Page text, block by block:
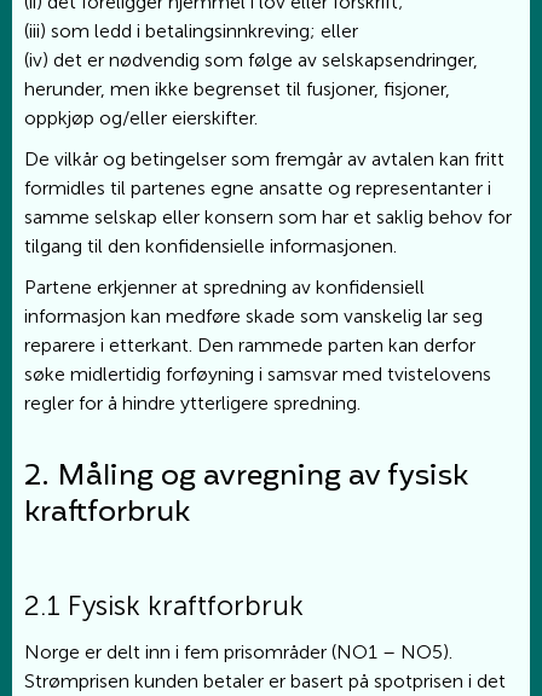
(iii) som ledd i betalingsinnkreving; eller
(iv) det er nødvendig som følge av selskapsendringer,
herunder, men ikke begrenset til fusjoner, fisjoner,
oppkjøp og/eller eierskifter.
De vilkår og betingelser som fremgår av avtalen kan fritt
formidles til partenes egne ansatte og representanter i
samme selskap eller konsern som har et saklig behov for
tilgang til den konfidensielle informasjonen.
Partene erkjenner at spredning av konfidensiell
informasjon kan medføre skade som vanskelig lar seg
reparere i etterkant. Den rammede parten kan derfor
søke midlertidig forføyning i samsvar med tvistelovens
regler for å hindre ytterligere spredning.
2. Måling og avregning av fysisk
kraftforbruk
2.1 Fysisk kraftforbruk
Norge er delt inn i fem prisområder (NO1 – NO5).
Strømprisen kunden betaler er basert på spotprisen i det